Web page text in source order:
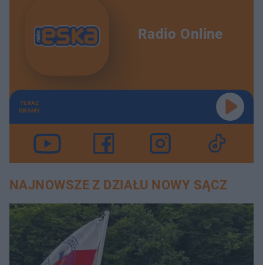
Radio Online
TERAZ
GRAMY
NAJNOWSZE Z DZIAŁU NOWY SĄCZ